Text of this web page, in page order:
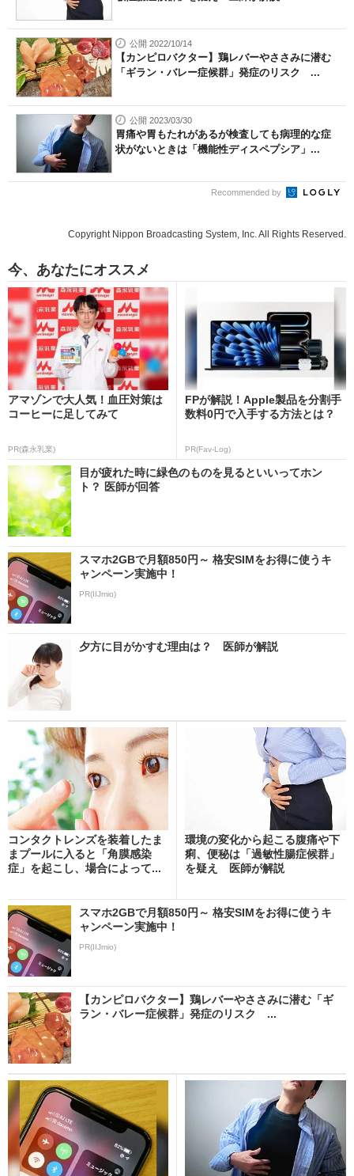
公開 2022/10/14
【カンピロバクター】鶏レバーやささみに潜む
「ギラン・バレー症候群」発症のリスク ...
公開 2023/03/30
胃痛や胃もたれがあるが検査しても病理的な症
状がないときは「機能性ディスペプシア」...
Recommended by
Copyright Nippon Broadcasting System, Inc. All Rights Reserved.
今、あなたにオススメ
アマゾンで大人気！血圧対策は
コーヒーに足してみて
PR(森永乳業)
FPが解説！Apple製品を分割手
数料0円で入手する方法とは？
PR(Fav-Log)
目が疲れた時に緑色のものを見るといいってホン
ト？ 医師が回答
スマホ2GBで月額850円～ 格安SIMをお得に使うキ
ャンペーン実施中！
PR(IIJmio)
夕方に目がかすむ理由は？ 医師が解説
コンタクトレンズを装着したま
まプールに入ると「角膜感染
症」を起こし、場合によって...
環境の変化から起こる腹痛や下
痢、便秘は「過敏性腸症候群」
を疑え 医師が解説
スマホ2GBで月額850円～ 格安SIMをお得に使うキ
ャンペーン実施中！
PR(IIJmio)
【カンピロバクター】鶏レバーやささみに潜む「ギ
ラン・バレー症候群」発症のリスク ...